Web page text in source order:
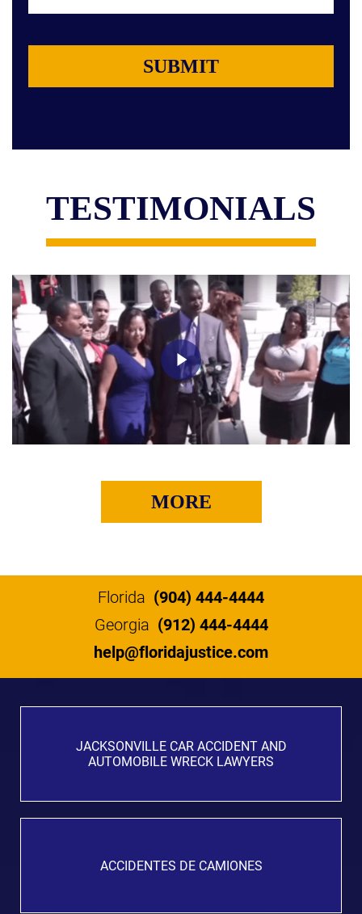
TESTIMONIALS
MORE
Florida (904) 444-4444
Georgia (912) 444-4444
help@floridajustice.com
JACKSONVILLE CAR ACCIDENT AND
AUTOMOBILE WRECK LAWYERS
ACCIDENTES DE CAMIONES